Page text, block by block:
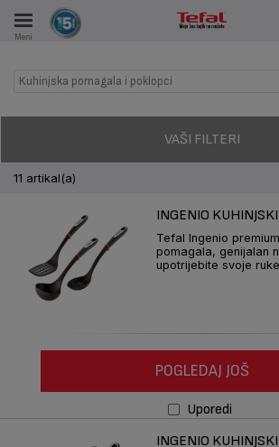
Meni
TOKOM 15 GODINA
Kuhinjska pomagala i poklopci
VAŠI FILTERI
11 artikal(a)
INGENIO
Tefal Ingenio
pomagala, genijalan
upotrijebite svoje
POGLEDAJ JOŠ
Uporedi
INGENIO